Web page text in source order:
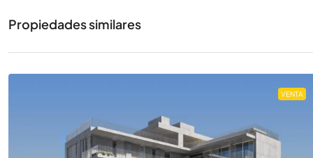
Propiedades similares
VENTA